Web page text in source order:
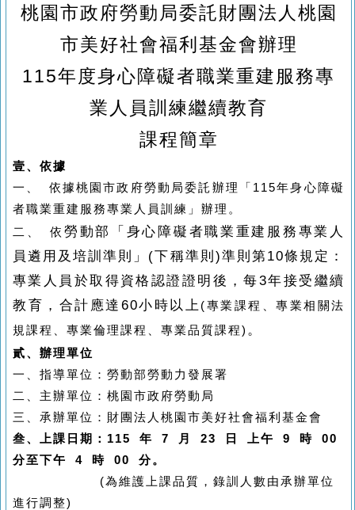
桃園市政府勞動局委託財團法人桃園
市美好社會福利基金會辦理
115年度身心障礙者職業重建服務專
業人員訓練繼續教育
課程簡章
壹、依據
一、 依據桃園市政府勞動局委託辦理「115年身心障礙
者職業重建服務專業人員訓練」辦理。
二、依 勞動部「身心障礙者職業重建服務專業人
員遴用及培訓準則」(下稱準則)準則第10條規定：
專業人員於取得資格認證證明後，每3年接受繼續
教育，合計應達60小時以上 (專業課程、專業相關法
規課程、專業倫理課程、專業品質課程) 。
貳、辦理單位
一、 指導單位：勞動部勞動力發展署
二、 主辦單位：桃園市政府勞動局
三、 承辦單位：財團法人桃園市美好社會福利基金會
叁、上課日期： 115 年 7 月 23 日 上午 9 時 00
分至下午 4 時 00 分。
(為維護上課品質，錄訓人數由承辦單位
進行調整)